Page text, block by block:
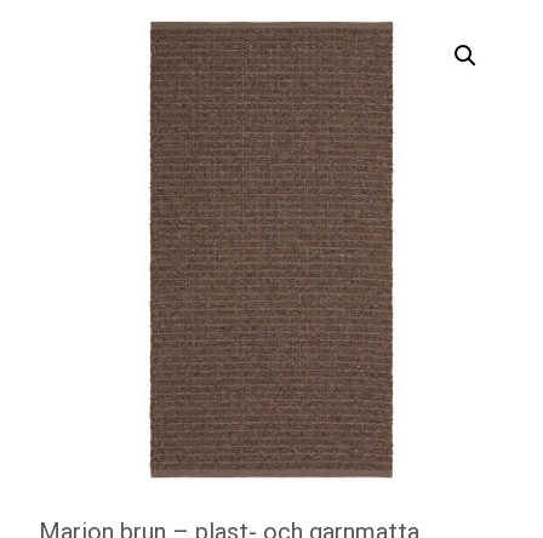
Marion brun – plast- och garnmatta